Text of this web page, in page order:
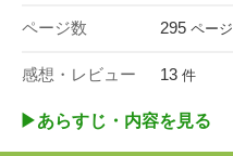
ページ数 295 ページ
感想・レビュー 13 件
▶︎あらすじ・内容を見る